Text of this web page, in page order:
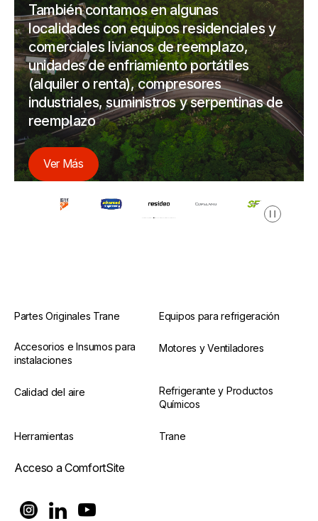
También contamos en algunas
localidades con equipos residenciales y
comerciales livianos de reemplazo,
unidades de enfriamiento portátiles
(alquiler o renta), compresores
industriales, suministros y serpentinas de
reemplazo
Ver Más
Pausa
Partes Originales Trane Equipos para refrigeración
Accesorios e Insumos para
instalaciones
Motores y Ventiladores
Calidad del aire
Refrigerante y Productos
Químicos
Herramientas Trane
Acceso a ComfortSite